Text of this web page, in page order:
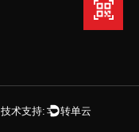
技术支持: 转单云